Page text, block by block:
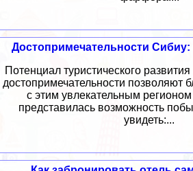
Достопримечательности
Потенциал туристического
достопримечательности позволяют
с этим увлекательным
представилась возможность
увидеть:...